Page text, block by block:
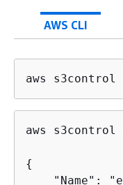
AWS CLI
aws s3control
aws s3control
{
"Name":